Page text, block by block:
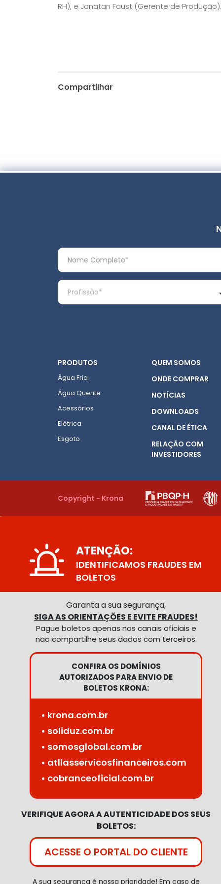
RH), e Jonatan Faust (Gerente de Produção).
Compartilhar
PRODUTOS
Água Fria
Água Quente
Acessórios
Elétrica
Esgoto
QUEM SOMOS
ONDE COMPRAR
NOTÍCIAS
DOWNLOADS
CANAL DE ÉTICA
RELAÇÃO COM
INVESTIDORES
Copyright - Krona
ATENÇÃO:
IDENTIFICAMOS FRAUDES EM
BOLETOS
Garanta a sua segurança,
SIGA AS ORIENTAÇÕES E EVITE FRAUDES!
Pague boletos apenas nos canais oficiais e
não compartilhe seus dados com terceiros.
CONFIRA OS DOMÍNIOS
AUTORIZADOS PARA ENVIO DE
BOLETOS KRONA:
• krona.com.br
• soliduz.com.br
• somosglobal.com.br
• atllasservicosfinanceiros.com
• cobranceoficial.com.br
VERIFIQUE AGORA A AUTENTICIDADE DOS SEUS
BOLETOS:
ACESSE O PORTAL DO CLIENTE
A sua segurança é nossa prioridade! Em caso de